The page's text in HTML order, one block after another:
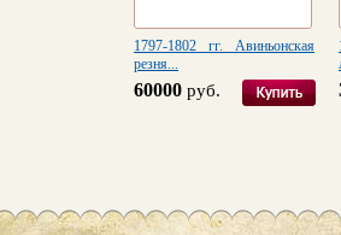
1797-1802 гг. Авиньонская
резня...
60000 руб.